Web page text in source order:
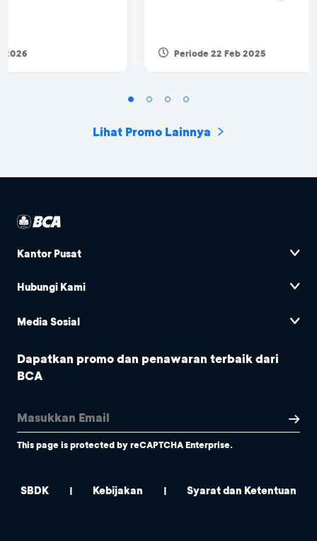
Lihat Promo Lainnya
Kantor Pusat
Hubungi Kami
Media Sosial
Dapatkan promo dan penawaran terbaik dari
BCA
This page is protected by reCAPTCHA Enterprise.
SBDK | Kebijakan | Syarat dan Ketentuan